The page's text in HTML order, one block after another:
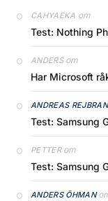
CAHYAEKA om
Test: Nothing
ANDERSom
Har Microsoft
ANDREAS
Test: Samsung
PETTERom
Test: Samsung
ANDERS ÖHMAN